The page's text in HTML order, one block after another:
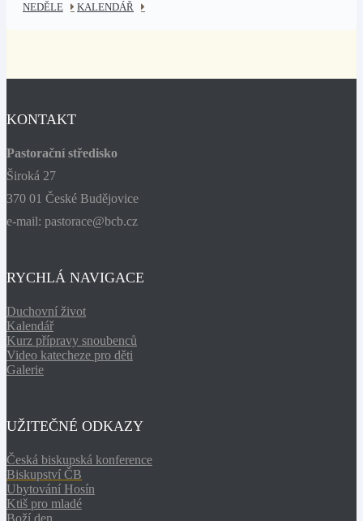
NEDĚLE
KALENDÁŘ
KONTAKT
Pastorační středisko
Široká 27
370 01 České Budějovice
e-mail: pastorace@bcb.cz
RYCHLÁ NAVIGACE
Duchovní život
Kalendář
Kurz přípravy snoubenců
Video katecheze pro děti
Galerie
UŽITEČNÉ ODKAZY
Česká biskupská konference
Biskupství ČB
Ubytování Hosín
Ktiš pro mladé
Boží den